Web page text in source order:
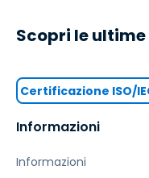
Informazioni
Informazioni
Scopri le
Certificazione ISO/